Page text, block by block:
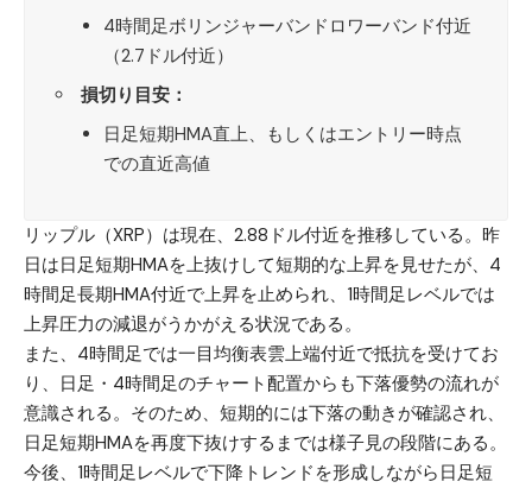
4時間足ボリンジャーバンドロワーバンド付近
（2.7ドル付近）
損切り目安：
日足短期HMA直上、もしくはエントリー時点
での直近高値
リップル（XRP） は現在、2.88ドル付近を推移している。昨
日は日足短期HMAを上抜けして短期的な上昇を見せたが、4
時間足長期HMA付近で上昇を止められ、1時間足レベルでは
上昇圧力の減退がうかがえる状況である。
また、4時間足では一目均衡表雲上端付近で抵抗を受けてお
り、日足・4時間足のチャート配置からも下落優勢の流れが
意識される。そのため、短期的には下落の動きが確認され、
日足短期HMAを再度下抜けするまでは様子見の段階にある。
今後、1時間足レベルで下降トレンドを形成しながら日足短